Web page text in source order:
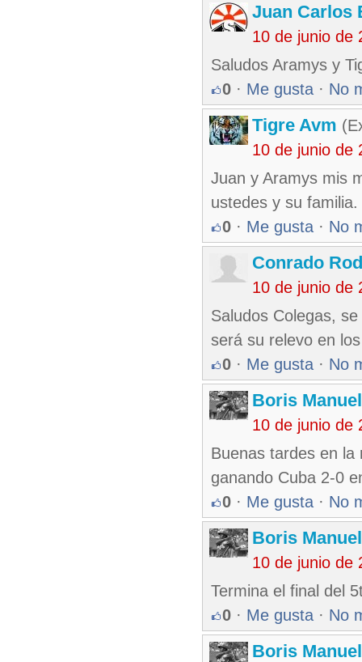
Juan Carlos
10 de junio de
Saludos Aramys y
0 · Me gusta · No
Tigre Avm
10 de junio de
Juan y Aramys mis
ustedes y su familia.
0 · Me gusta · No
Conrado
10 de junio de
Saludos Colegas,
será su relevo en
0 · Me gusta · No
Boris
10 de junio de
Buenas tardes en la
ganando Cuba 2-0
0 · Me gusta · No
Boris
10 de junio de
Termina el final del
0 · Me gusta · No
Boris